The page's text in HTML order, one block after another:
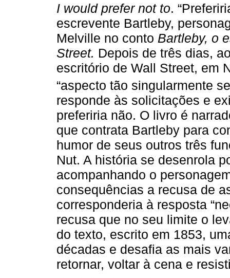
I would prefer not to.
escrevente Bartleby,
Melville no conto Bartleby, o
Street. Depois de três dias,
escritório de Wall Street, em
“aspecto tão singularmente
responde às solicitações e
preferiria não. O livro é
que contrata Bartleby para
humor de seus outros três
Nut. A história se desenrola
acompanhando o
consequências a recusa de
corresponderia à resposta
recusa que no seu limite o
do texto, escrito em 1853,
décadas e desafia as mais
retornar, voltar à cena e